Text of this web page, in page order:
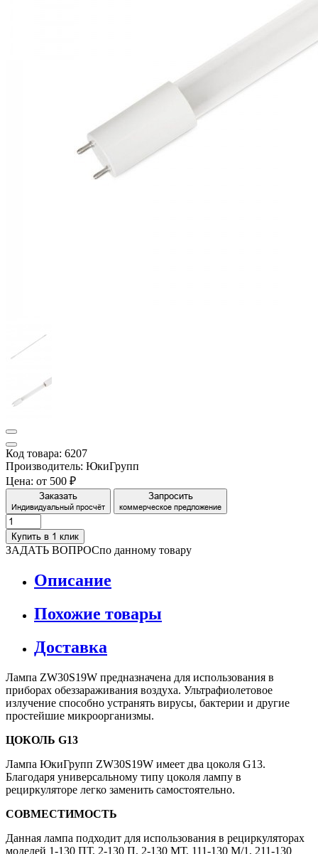
Код товара: 6207
Производитель: ЮкиГрупп
Цена: от 500 ₽
Заказать
Индивидуальный просчёт
Запросить
коммерческое предложение
Купить в 1 клик
ЗАДАТЬ ВОПРОСпо данному товару
Описание
Похожие товары
Доставка
Лампа ZW30S19W предназначена для использования в
приборах обеззараживания воздуха. Ультрафиолетовое
излучение способно устранять вирусы, бактерии и другие
простейшие микроорганизмы.
ЦОКОЛЬ G13
Лампа ЮкиГрупп ZW30S19W имеет два цоколя G13.
Благодаря универсальному типу цоколя лампу в
рециркуляторе легко заменить самостоятельно.
СОВМЕСТИМОСТЬ
Данная лампа подходит для использования в рециркуляторах
моделей 1-130 ПТ, 2-130 П, 2-130 МТ, 111-130 М/1, 211-130